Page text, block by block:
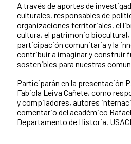
A través de aportes de
culturales, responsables de
organizaciones territoriales, el
cultura, el patrimonio biocultural,
participación comunitaria y la
contribuir a imaginar y construir
sostenibles para nuestras
Participarán en la presentación
Fabiola Leiva Cañete, como
y compiladores, autores
comentario del académico
Departamento de Historia,